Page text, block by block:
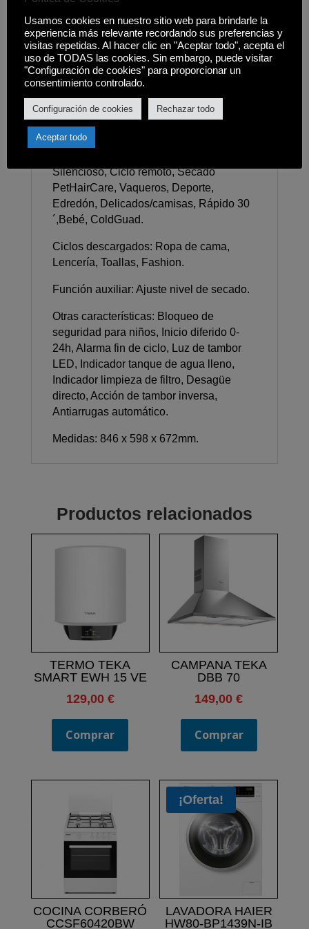
(ajusta los programas automáticamente
según el nivel de secado arrugas y
duración de cada ciclo), ColdGuard, Pet
Hair Removal (elimina el pelo de
mascota de tus prendas mediante el
vapor), Motor inverter, Antiarrugas
automático.
15 Programas: Algodón, Algodón seco
Silencioso, Ciclo remoto, Secado
PetHairCare, Vaqueros, Deporte,
Edredón, Delicados/camisas, Rápido 30
´,Bebé, ColdGuad.
Ciclos descargados: Ropa de cama,
Lencería, Toallas, Fashion.
Función auxiliar: Ajuste nivel de secado.
Otras características: Bloqueo de
seguridad para niños, Inicio diferido 0-
24h, Alarma fin de ciclo, Luz de tambor
LED, Indicador tanque de agua lleno,
Indicador limpieza de filtro, Desagüe
directo, Acción de tambor inversa,
Antiarrugas automático.
Medidas: 846 x 598 x 672mm.
Productos relacionados
TERMO TEKA
SMART EWH 15 VE
129,00 €
Comprar
CAMPANA TEKA
DBB 70
149,00€
Comprar
COCINA CORBERÓ
CCSF60420BW
¡Oferta!
LAVADORA HAIER
HW80-BP1439N-IB
Usamos cookies en nuestro sitio web para brindarle la
experiencia más relevante recordando sus preferencias y
visitas repetidas. Al hacer clic en "Aceptar todo", acepta el
uso de TODAS las cookies. Sin embargo, puede visitar
"Configuración de cookies" para proporcionar un
consentimiento controlado.
Configuración de cookies Rechazar todo
Aceptar todo